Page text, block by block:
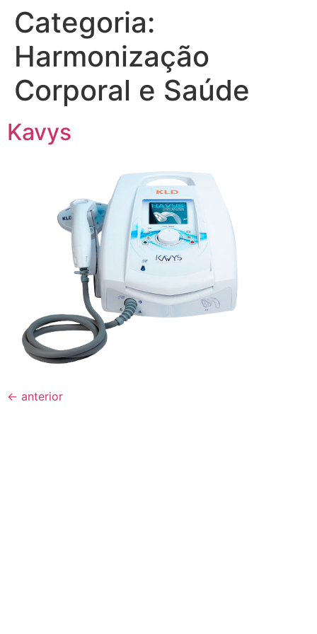
Categoria:
Harmonização
Corporal e Saúde
Kavys
← anterior